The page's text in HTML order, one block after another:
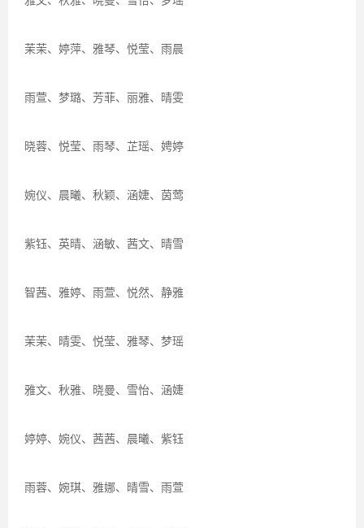
茉茉、婷萍、雅琴、悦莹、雨晨
雨萱、梦璐、芳菲、丽雅、晴雯
晓蓉、悦莹、雨琴、芷瑶、娉婷
婉仪、晨曦、秋颖、涵婕、茵莺
紫钰、英晴、涵敏、茜文、晴雪
智茜、雅婷、雨萱、悦然、静雅
茉茉、晴雯、悦莹、雅琴、梦瑶
雅文、秋雅、晓曼、雪怡、涵婕
婷婷、婉仪、茜茜、晨曦、紫钰
雨蓉、婉琪、雅娜、晴雪、雨萱